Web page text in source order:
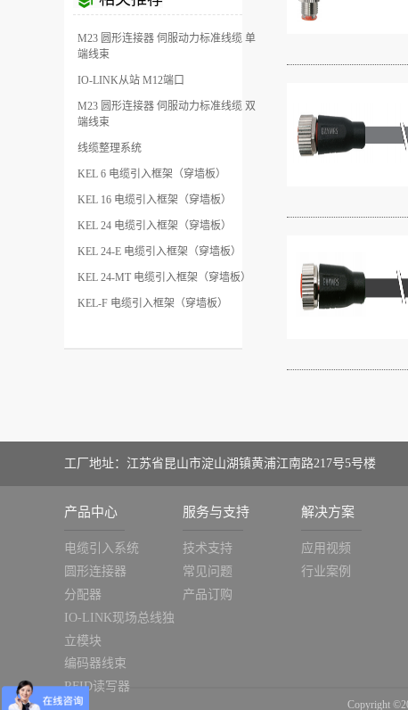
M23 圆形连接器 伺服动力标准线缆 单
端线束
IO-LINK从站 M12端口
M23 圆形连接器 伺服动力标准线缆 双
端线束
线缆整理系统
KEL 6 电缆引入框架（穿墙板）
KEL 16 电缆引入框架（穿墙板）
KEL 24 电缆引入框架（穿墙板）
KEL 24-E 电缆引入框架（穿墙板）
KEL 24-MT 电缆引入框架（穿墙板）
KEL-F 电缆引入框架（穿墙板）
工厂地址：江苏省昆山市淀山湖镇黄浦江南路217号5号楼
产品中心
电缆引入系统
圆形连接器
分配器
IO-LINK现场总线独
立模块
编码器线束
RFID读写器
服务与支持
技术支持
常见问题
产品订购
解决方案
应用视频
行业案例
Copyright